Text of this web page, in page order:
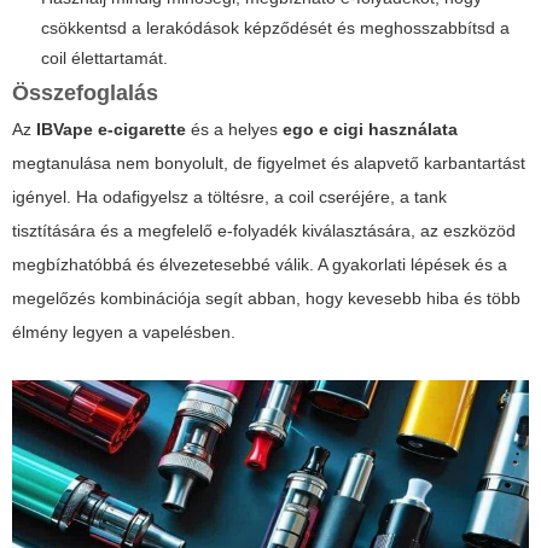
csökkentsd a lerakódások képződését és meghosszabbítsd a
coil élettartamát.
Összefoglalás
Az IBVape e-cigarette és a helyes ego e cigi használata
megtanulása nem bonyolult, de figyelmet és alapvető karbantartást
igényel. Ha odafigyelsz a töltésre, a coil cseréjére, a tank
tisztítására és a megfelelő e-folyadék kiválasztására, az eszközöd
megbízhatóbbá és élvezetesebbé válik. A gyakorlati lépések és a
megelőzés kombinációja segít abban, hogy kevesebb hiba és több
élmény legyen a vapelésben.